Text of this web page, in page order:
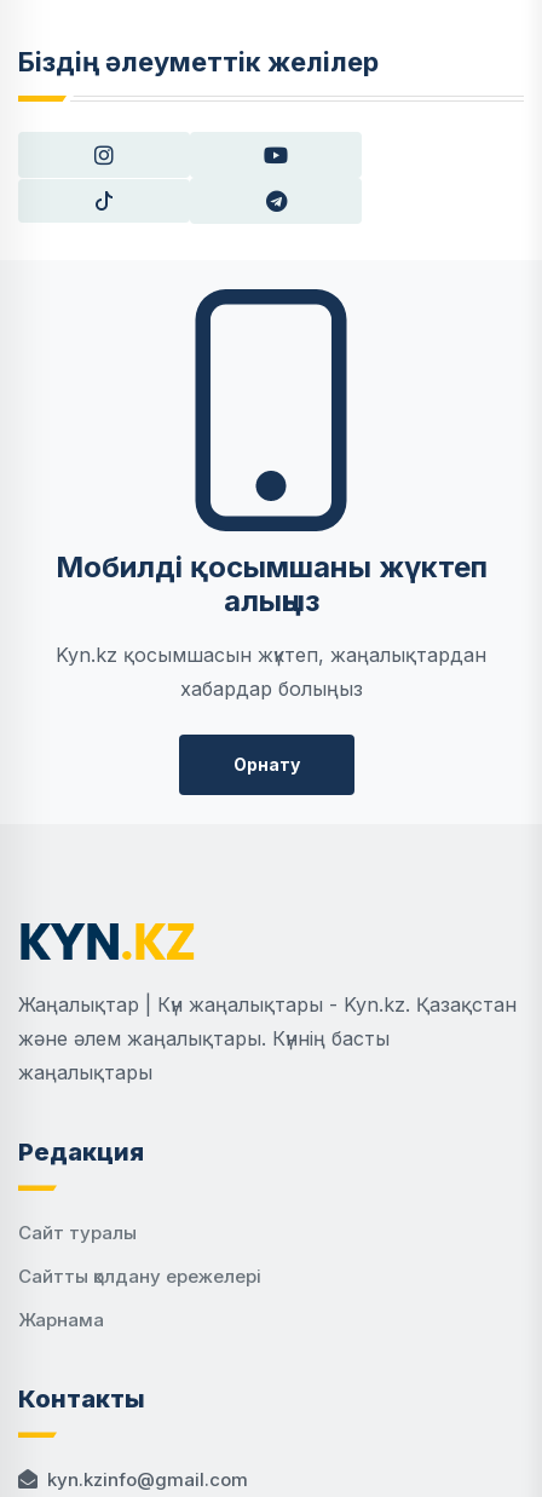
Біздің әлеуметтік желілер
Мобилді қосымшаны жүктеп
алыңыз
Kyn.kz қосымшасын жүктеп, жаңалықтардан
хабардар болыңыз
Орнату
Жаңалықтар | Күн жаңалықтары - Kyn.kz. Қазақстан
және әлем жаңалықтары. Күннің басты
жаңалықтары
Редакция
Сайт туралы
Сайтты қолдану ережелері
Жарнама
Контакты
kyn.kzinfo@gmail.com